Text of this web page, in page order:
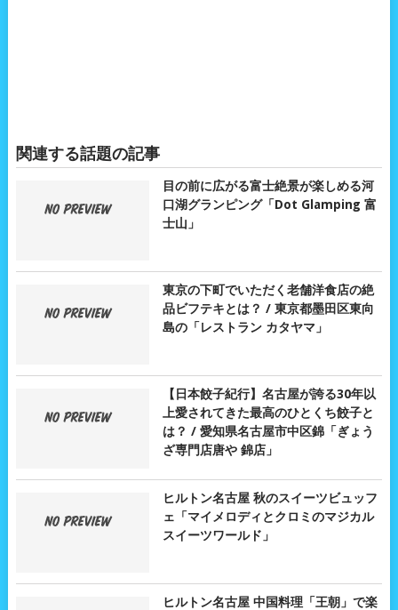
関連する話題の記事
目の前に広がる富士絶景が楽しめる河
口湖グランピング「Dot Glamping 富
士山」
東京の下町でいただく老舗洋食店の絶
品ビフテキとは？ / 東京都墨田区東向
島の「レストラン カタヤマ」
【日本餃子紀行】名古屋が誇る30年以
上愛されてきた最高のひとくち餃子と
は？ / 愛知県名古屋市中区錦「ぎょう
ざ専門店唐や 錦店」
ヒルトン名古屋 秋のスイーツビュッフ
ェ「マイメロディとクロミのマジカル
スイーツワールド」
ヒルトン名古屋 中国料理「王朝」で楽